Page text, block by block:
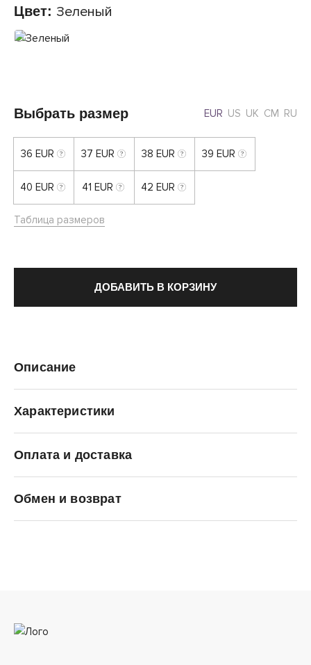
Цвет: Зеленый
Выбрать размер EUR US UK CM RU
36 EUR 37 EUR 38 EUR 39 EUR
40 EUR 41 EUR 42 EUR
Таблица размеров
ДОБАВИТЬ В КОРЗИНУ
Описание
Характеристики
Оплата и доставка
Обмен и возврат